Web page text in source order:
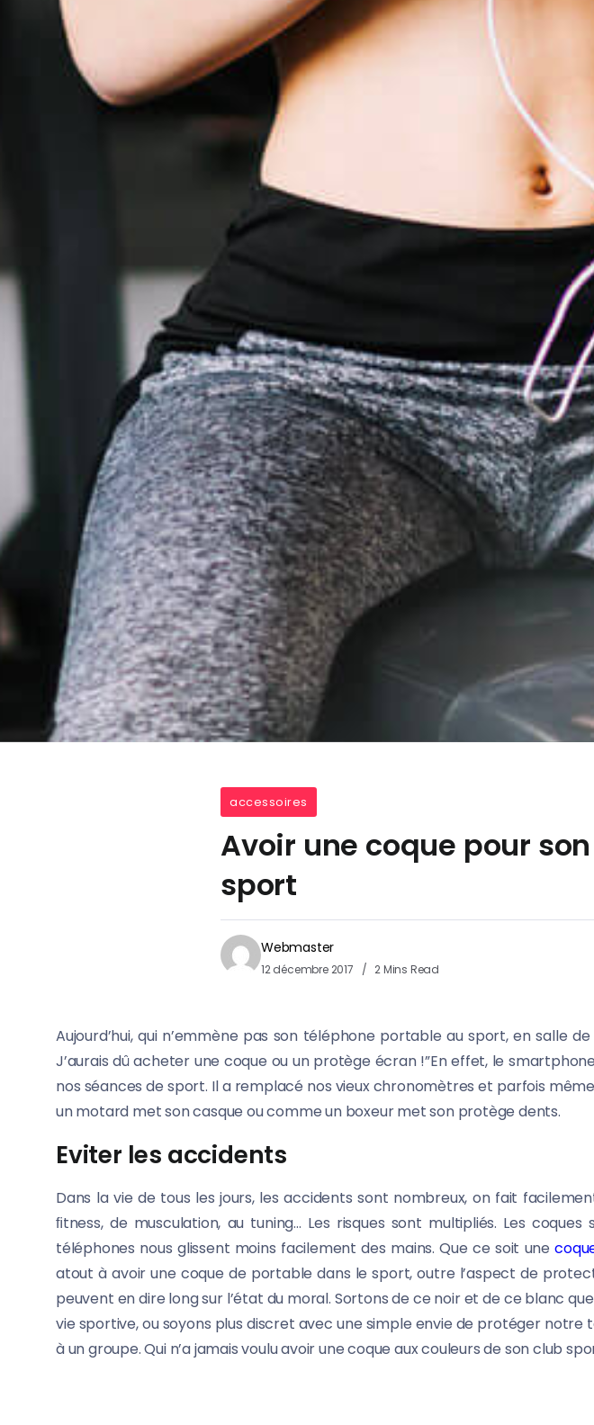
accessoires
Avoir une coque pour
sport
Webmaster
12 décembre 2017 2 Mins Read
Aujourd’hui, qui n’emmène pas son téléphone portable au sport, en salle
J’aurais dû acheter une coque ou un protège écran !”En effet, le
nos séances de sport. Il a remplacé nos vieux chronomètres et parfois
un motard met son casque ou comme un boxeur met son protège dents.
Eviter les accidents
Dans la vie de tous les jours, les accidents sont nombreux, on fait
ﬁtness, de musculation, au tuning… Les risques sont multipliés. Les
téléphones nous glissent moins facilement des mains. Que ce soit une
atout à avoir une coque de portable dans le sport, outre l’aspect de
peuvent en dire long sur l’état du moral. Sortons de ce noir et de ce blanc
vie sportive, ou soyons plus discret avec une simple envie de protéger
à un groupe. Qui n’a jamais voulu avoir une coque aux couleurs de son club